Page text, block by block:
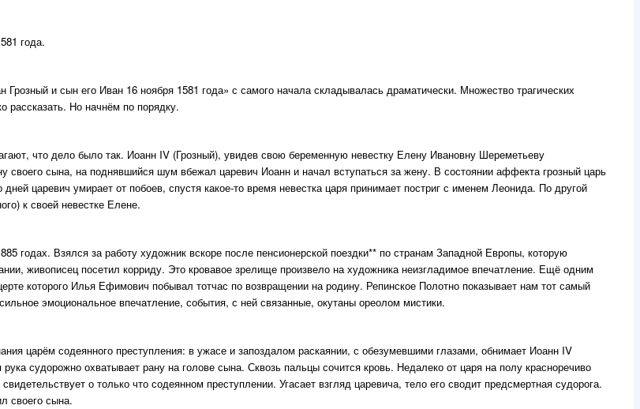
года.
и сын его Иван 16 ноября 1581 года» с самого начала складывалась драматически. Множество трагических
рассказать. Но начнём по порядку.
что дело было так. Иоанн IV (Грозный), увидев свою беременную невестку Елену Ивановну Шереметьеву
сына, на поднявшийся шум вбежал царевич Иоанн и начал вступаться за жену. В состоянии аффекта грозный царь
царевич умирает от побоев, спустя какое-то время невестка царя принимает постриг с именем Леонида. По другой
к своей невестке Елене.
годах. Взялся за работу художник вскоре после пенсионерской поездки** по странам Западной Европы, которую
живописец посетил корриду. Это кровавое зрелище произвело на художника неизгладимое впечатление. Ещё одним
которого Илья Ефимович побывал тотчас по возвращении на родину. Репинское Полотно показывает нам тот самый
эмоциональное впечатление, события, с ней связанные, окутаны ореолом мистики.
царём содеянного преступления: в ужасе и запоздалом раскаянии, с обезумевшими глазами, обнимает Иоанн IV
судорожно охватывает рану на голове сына. Сквозь пальцы сочится кровь. Недалеко от царя на полу красноречиво
о только что содеянном преступлении. Угасает взгляд царевича, тело его сводит предсмертная судорога.
своего сына.